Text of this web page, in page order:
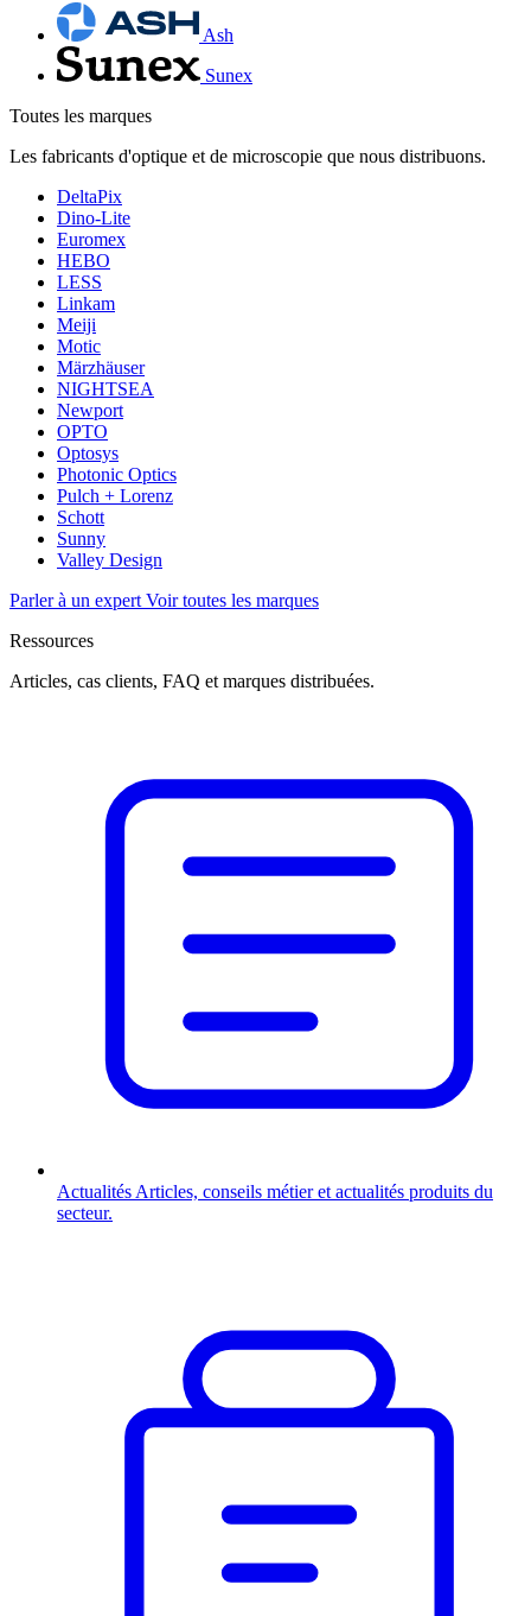
Ash
Sunex
Toutes les marques
Les fabricants d'optique et de microscopie que nous distribuons.
DeltaPix
Dino-Lite
Euromex
HEBO
LESS
Linkam
Meiji
Motic
Märzhäuser
NIGHTSEA
Newport
OPTO
Optosys
Photonic Optics
Pulch + Lorenz
Schott
Sunny
Valley Design
Parler à un expert Voir toutes les marques
Ressources
Articles, cas clients, FAQ et marques distribuées.
Actualités Articles, conseils métier et actualités produits du
secteur.